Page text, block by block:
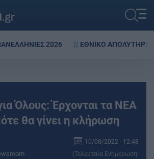
2026 ΕΘΝΙΚΟ ΑΠΟΛΥΤΗΡΙΟ
Όλους: Έρχονται τα ΝΕΑ
θα γίνει η κλήρωση
10/08/2022 - 12:48
(Τελευταία Ενημέρωση: